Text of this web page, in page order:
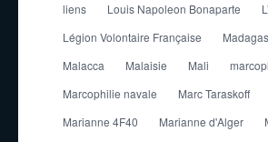
liens
Louis Napoleon Bonaparte
Légion Volontaire Française
Malacca
Malaisie Mali
Marcophilie navale
Marc Taraskoff
Marianne 4F40
Marianne d'Alger